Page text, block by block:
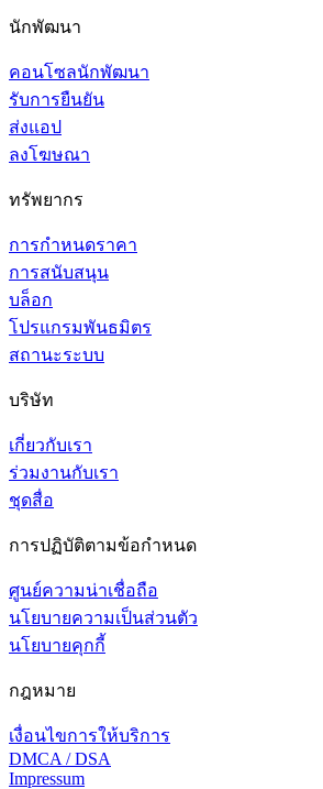
นักพัฒนา
คอนโซลนักพัฒนา
รับการยืนยัน
ส่งแอป
ลงโฆษณา
ทรัพยากร
การกำหนดราคา
การสนับสนุน
บล็อก
โปรแกรมพันธมิตร
สถานะระบบ
บริษัท
เกี่ยวกับเรา
ร่วมงานกับเรา
ชุดสื่อ
การปฏิบัติตามข้อกำหนด
ศูนย์ความน่าเชื่อถือ
นโยบายความเป็นส่วนตัว
นโยบายคุกกี้
กฎหมาย
เงื่อนไขการให้บริการ
DMCA / DSA
Impressum